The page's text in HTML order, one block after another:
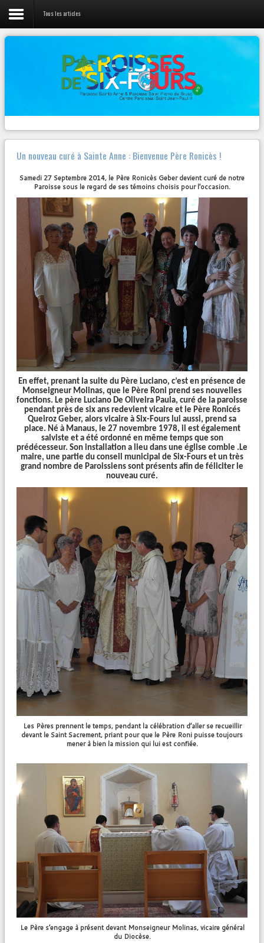
Vie de la Paroisse
Tous les articles
LIENS
L'évangile du jour
Canção Nova
Webradio 100% musique Chrétienne
Diocèse Fréjus-Toulon
Radios
PAGE FACEBOOK
Paroisse Sainte Anne de Six-Fours
VENDREDI 23 MARS – 19h30
CONFÉRENCE ÉSOTERISME - EXORCISME
PAR LE P. FROPPO
Liens
Un nouveau curé à Sainte Anne : Bienvenue Père Ronicès !
Samedi 27 Septembre 2014, le Père Ronicès Geber devient curé de notre
Paroisse sous le regard de ses témoins choisis pour l’occasion.
En effet, prenant la suite du Père Luciano, c’est en présence de
Monseigneur Molinas, que le Père Roni prend ses nouvelles
fonctions. Le père Luciano De Oliveira Paula, curé de la paroisse
pendant près de six ans redevient vicaire et le Père Ronicés
Queiroz Geber, alors vicaire à Six-Fours lui aussi, prend sa
place. Né à Manaus, le 27 novembre 1978, il est également
salviste et a été ordonné en même temps que son
prédécesseur. Son installation a lieu dans une église comble .Le
maire, une partie du conseil municipal de Six-Fours et un très
grand nombre de Paroissiens sont présents afin de féliciter le
nouveau curé.
Les Pères prennent le temps, pendant la célébration d’aller se recueillir
devant le Saint Sacrement, priant pour que le Père Roni puisse toujours
mener à bien la mission qui lui est confiée.
Le Père s’engage à présent devant Monseigneur Molinas, vicaire général
du Diocèse.